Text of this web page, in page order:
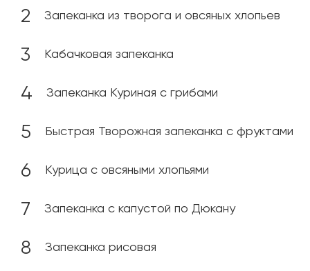
Запеканка из творога и овсяных хлопьев
Кабачковая запеканка
Запеканка Куриная с грибами
Быстрая Творожная запеканка с фруктами
Курица с овсяными хлопьями
Запеканка с капустой по Дюкану
Запеканка рисовая